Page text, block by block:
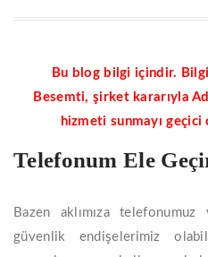
Bu blog bilgi içindir.
Besemti, şirket kararıyla
hizmeti sunmayı
Telefonum Ele
Bazen aklımıza
güvenlik endişelerimiz